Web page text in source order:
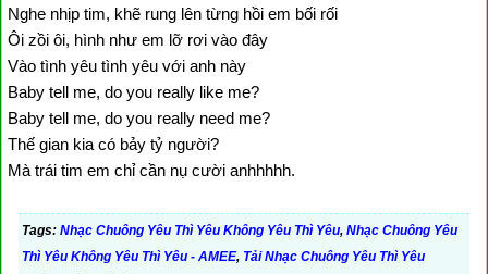
Nghe nhịp tim, khẽ rung lên từng hồi em bối rối
Ôi zồi ôi, hình như em lỡ rơi vào đây
Vào tình yêu tình yêu với anh này
Baby tell me, do you really like me?
Baby tell me, do you really need me?
Thế gian kia có bảy tỷ người?
Mà trái tim em chỉ cần nụ cười anhhhhh.
Tags: Nhạc Chuông Yêu Thì Yêu Không Yêu Thì Yêu, Nhạc Chuông Yêu
Thì Yêu Không Yêu Thì Yêu - AMEE, Tải Nhạc Chuông Yêu Thì Yêu